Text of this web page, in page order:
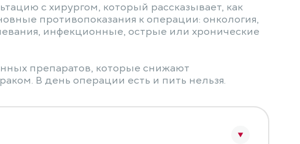
с хирургом, который рассказывает, как
противопоказания к операции: онкология,
инфекционные, острые или хронические
препаратов, которые снижают
В день операции есть и пить нельзя.